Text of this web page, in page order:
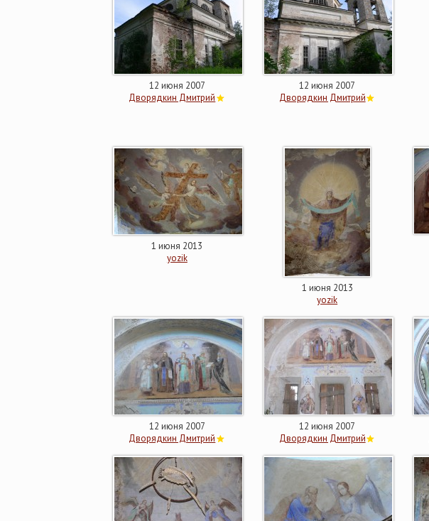
12 июня 2007
Дворядкин Дмитрий
12 июня 2007
Дворядкин Дмитрий
1 июня 2013
yozik
1 июня 2013
yozik
12 июня 2007
Дворядкин Дмитрий
12 июня 2007
Дворядкин Дмитрий